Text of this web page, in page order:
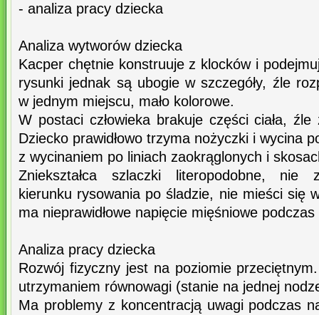
- analiza pracy dziecka
Analiza wytworów dziecka
Kacper chętnie konstruuje z klocków i
rysunki jednak są ubogie w szczegóły, źle
w jednym miejscu, mało kolorowe.
W postaci człowieka brakuje części ciała,
Dziecko prawidłowo trzyma nożyczki i wycina
z wycinaniem po liniach zaokrąglonych i
Zniekształca szlaczki literopodobne, nie
kierunku rysowania po śladzie, nie mieści się
ma nieprawidłowe napięcie mięśniowe
Analiza pracy dziecka
Rozwój fizyczny jest na poziomie
utrzymaniem równowagi (stanie na jednej
Ma problemy z koncentracją uwagi podczas